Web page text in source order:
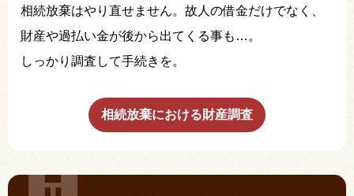
相続放棄はやり直せません。故人の借金だけでなく、
財産や過払い金が後から出てくる事も…。
しっかり調査して手続きを。
相続放棄における財産調査